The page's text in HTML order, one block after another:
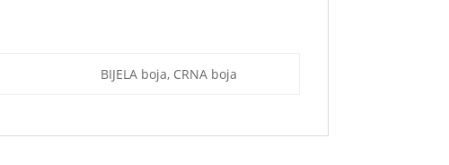
BIJELA boja, CRNA boja